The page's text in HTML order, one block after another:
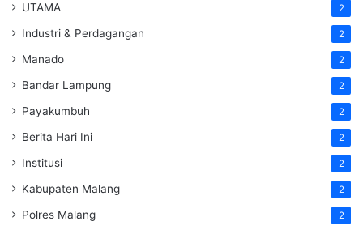
UTAMA 2
Industri & Perdagangan 2
Manado 2
Bandar Lampung 2
Payakumbuh 2
Berita Hari Ini 2
Institusi 2
Kabupaten Malang 2
Polres Malang 2